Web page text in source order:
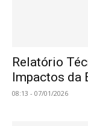
Relatório
Impactos da
08:13 - 07/01/2026